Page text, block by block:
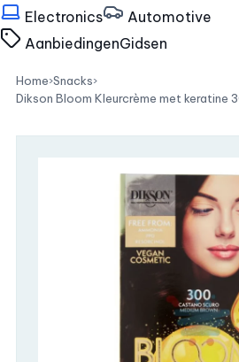
Electronics
Automotive
AanbiedingenGidsen
Home›Snacks›
Dikson Bloom Kleurcrème met keratine